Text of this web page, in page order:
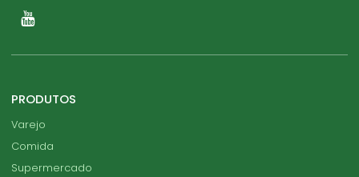
PRODUTOS
Varejo
Comida
Supermercado